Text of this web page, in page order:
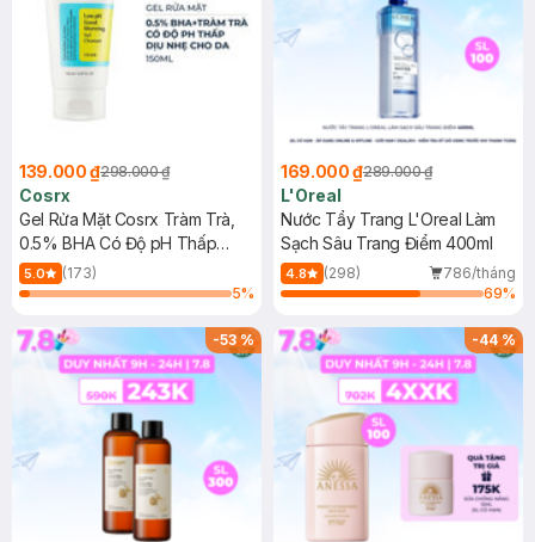
139.000 ₫298.000 ₫
Cosrx
Gel Rửa Mặt Cosrx Tràm Trà,
0.5% BHA Có Độ pH Thấp
150ml
5.0
(173)
5%
169.000 ₫289.000 ₫
L'Oreal
Nước Tẩy Trang L'Oreal Làm
Sạch Sâu Trang Điểm 400ml
4.8 (298)
786/tháng
69%
-53% -44%